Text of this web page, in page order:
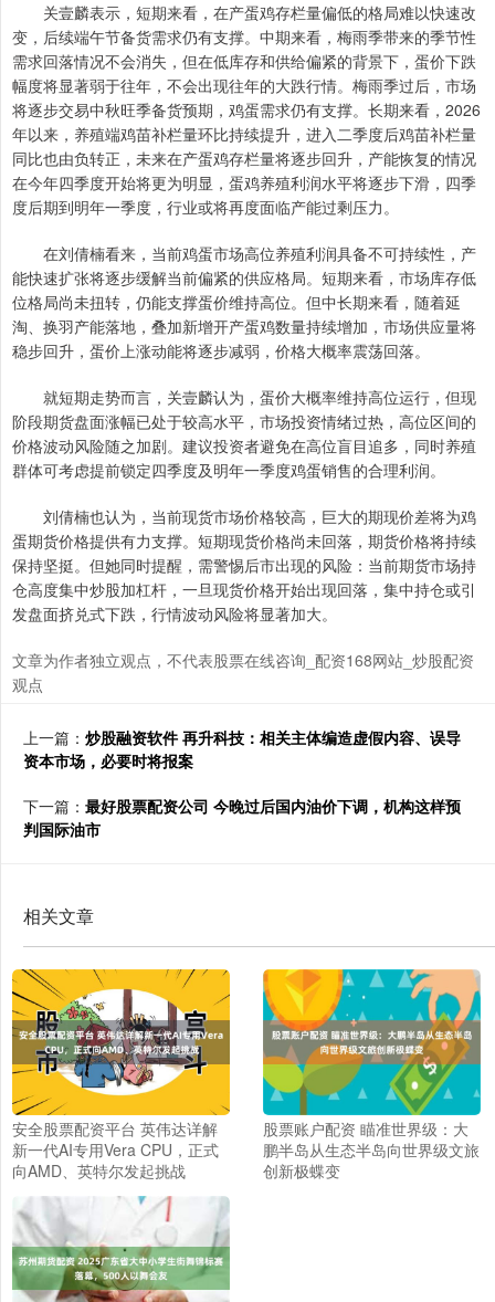
关壹麟表示，短期来看，在产蛋鸡存栏量偏低的格局难以快速改
变，后续端午节备货需求仍有支撑。中期来看，梅雨季带来的季节性
需求回落情况不会消失，但在低库存和供给偏紧的背景下，蛋价下跌
幅度将显著弱于往年，不会出现往年的大跌行情。梅雨季过后，市场
将逐步交易中秋旺季备货预期，鸡蛋需求仍有支撑。长期来看，2026
年以来，养殖端鸡苗补栏量环比持续提升，进入二季度后鸡苗补栏量
同比也由负转正，未来在产蛋鸡存栏量将逐步回升，产能恢复的情况
在今年四季度开始将更为明显，蛋鸡养殖利润水平将逐步下滑，四季
度后期到明年一季度，行业或将再度面临产能过剩压力。
在刘倩楠看来，当前鸡蛋市场高位养殖利润具备不可持续性，产
能快速扩张将逐步缓解当前偏紧的供应格局。短期来看，市场库存低
位格局尚未扭转，仍能支撑蛋价维持高位。但中长期来看，随着延
淘、换羽产能落地，叠加新增开产蛋鸡数量持续增加，市场供应量将
稳步回升，蛋价上涨动能将逐步减弱，价格大概率震荡回落。
就短期走势而言，关壹麟认为，蛋价大概率维持高位运行，但现
阶段期货盘面涨幅已处于较高水平，市场投资情绪过热，高位区间的
价格波动风险随之加剧。建议投资者避免在高位盲目追多，同时养殖
群体可考虑提前锁定四季度及明年一季度鸡蛋销售的合理利润。
刘倩楠也认为，当前现货市场价格较高，巨大的期现价差将为鸡
蛋期货价格提供有力支撑。短期现货价格尚未回落，期货价格将持续
保持坚挺。但她同时提醒，需警惕后市出现的风险：当前期货市场持
仓高度集中炒股加杠杆，一旦现货价格开始出现回落，集中持仓或引
发盘面挤兑式下跌，行情波动风险将显著加大。
文章为作者独立观点，不代表股票在线咨询_配资168网站_炒股配资
观点
上一篇： 炒股融资软件 再升科技：相关主体编造虚假内容、误导
资本市场，必要时将报案
下一篇： 最好股票配资公司 今晚过后国内油价下调，机构这样预
判国际油市
相关文章
安全股票配资平台 英伟达详解
新一代AI专用Vera CPU，正式
向AMD、英特尔发起挑战
股票账户配资 瞄准世界级：大
鹏半岛从生态半岛向世界级文旅
创新极蝶变